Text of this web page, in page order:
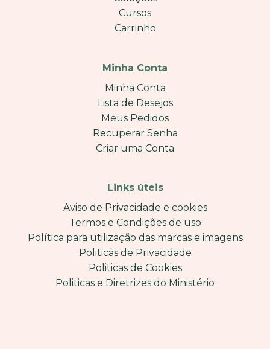
Cursos
Carrinho
Minha Conta
Minha Conta
Lista de Desejos
Meus Pedidos
Recuperar Senha
Criar uma Conta
Links úteis
Aviso de Privacidade e cookies
Termos e Condições de uso
Política para utilização das marcas e imagens
Politicas de Privacidade
Politicas de Cookies
Politicas e Diretrizes do Ministério